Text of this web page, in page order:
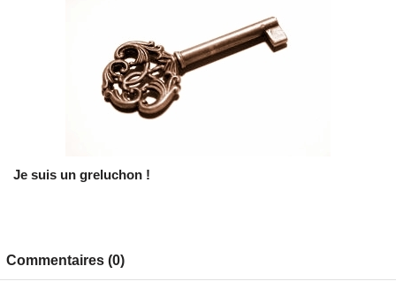
Je suis un greluchon !
Commentaires (0)